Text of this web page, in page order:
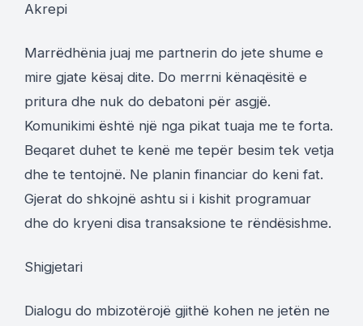
Akrepi
Marrëdhënia juaj me partnerin do jete shume e
mire gjate kësaj dite. Do merrni kënaqësitë e
pritura dhe nuk do debatoni për asgjë.
Komunikimi është një nga pikat tuaja me te forta.
Beqaret duhet te kenë me tepër besim tek vetja
dhe te tentojnë. Ne planin financiar do keni fat.
Gjerat do shkojnë ashtu si i kishit programuar
dhe do kryeni disa transaksione te rëndësishme.
Shigjetari
Dialogu do mbizotërojë gjithë kohen ne jetën ne